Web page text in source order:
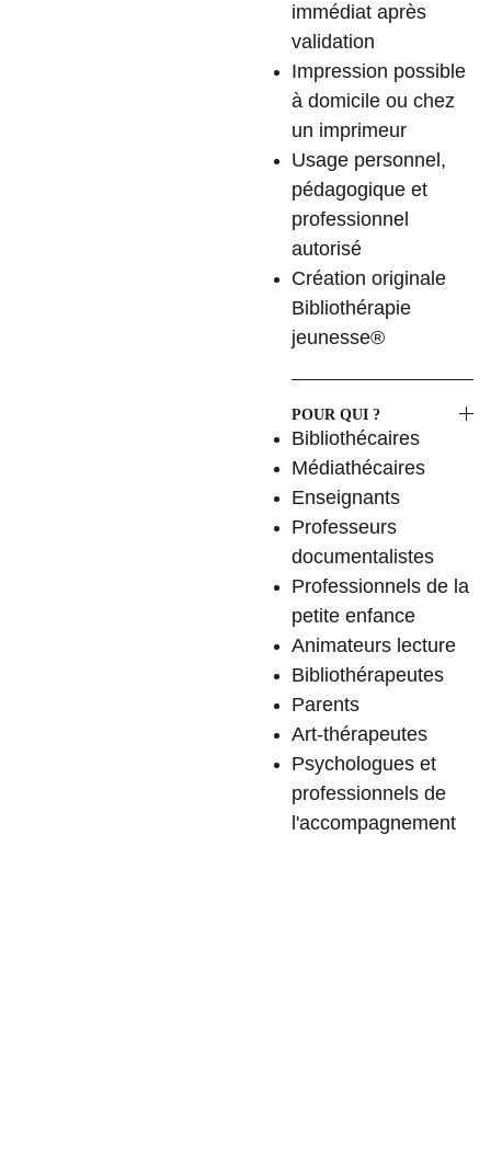
immédiat après
validation
Impression possible
à domicile ou chez
un imprimeur
Usage personnel,
pédagogique et
professionnel
autorisé
Création originale
Bibliothérapie
jeunesse®
POUR QUI ?
Bibliothécaires
Médiathécaires
Enseignants
Professeurs
documentalistes
Professionnels de la
petite enfance
Animateurs lecture
Bibliothérapeutes
Parents
Art-thérapeutes
Psychologues et
professionnels de
l'accompagnement